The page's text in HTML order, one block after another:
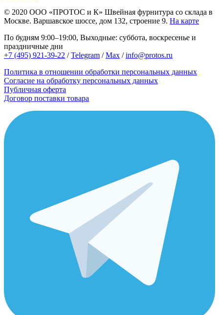
© 2020 ООО «ПРОТОС и К» Швейная фурнитура со склада в
Москве. Варшавское шоссе, дом 132, строение 9. На карте
По будням 9:00–19:00, Выходные: суббота, воскресенье и
праздничные дни
+7 (495) 921-39-22 /Telegram /Max /info@protos.ru
Политика в отношении обработки персональных данных
Согласие на обработку персональных данных
Публичная оферта
Договор поставки товара